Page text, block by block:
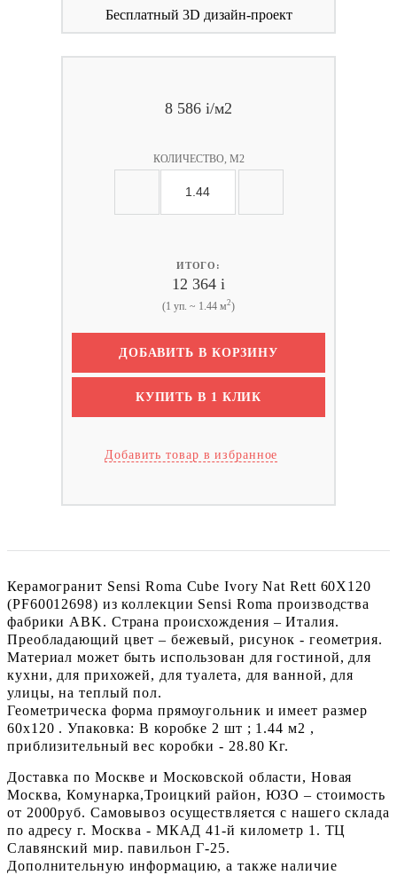
Бесплатный 3D дизайн-проект
8 586 i/м2
КОЛИЧЕСТВО, М2
ИТОГО:
12 364 i
(1 уп. ~ 1.44 м2)
ДОБАВИТЬ В КОРЗИНУ
КУПИТЬ В 1 КЛИК
Добавить товар в избранное
Керамогранит Sensi Roma Cube Ivory Nat Rett 60X120
(PF60012698) из коллекции Sensi Roma производства
фабрики ABK. Страна происхождения – Италия.
Преобладающий цвет – бежевый, рисунок - геометрия.
Материал может быть использован для гостиной, для
кухни, для прихожей, для туалета, для ванной, для
улицы, на теплый пол.
Геометрическа форма прямоугольник и имеет размер
60x120 . Упаковка: В коробке 2 шт ; 1.44 м2 ,
приблизительный вес коробки - 28.80 Кг.
Доставка по Москве и Московской области, Новая
Москва, Комунарка,Троицкий район, ЮЗО – стоимость
от 2000руб. Самовывоз осуществляется с нашего склада
по адресу г. Москва - МКАД 41-й километр 1. ТЦ
Славянский мир. павильон Г-25.
Дополнительную информацию, а также наличие